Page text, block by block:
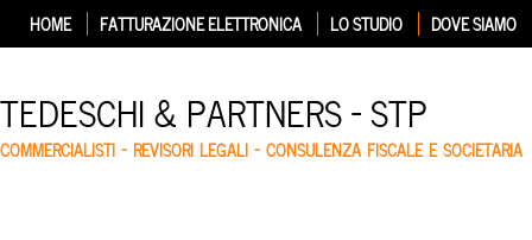
HOME FATTURAZIONE ELETTRONICA LO STUDIO DOVE SIAMO
TEDESCHI & PARTNERS – STP
COMMERCIALISTI – REVISORI LEGALI – CONSULENZA FISCALE E SOCIETARIA